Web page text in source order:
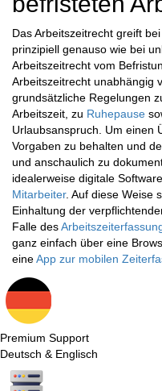
Das Arbeitszeitrecht greift
prinzipiell genauso wie bei
Arbeitszeitrecht vom
Arbeitszeitrecht unabhängig
grundsätzliche Regelungen
Arbeitszeit, zu Ruhepause
Urlaubsanspruch. Um einen
Vorgaben zu behalten und
und anschaulich zu
idealerweise digitale
Mitarbeiter. Auf diese Weise
Einhaltung der
Falle des
ganz einfach über eine
eineApp zur mobilen
Premium Support
Deutsch & Englisch